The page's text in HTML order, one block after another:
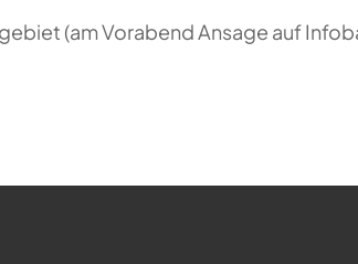
(am Vorabend Ansage auf